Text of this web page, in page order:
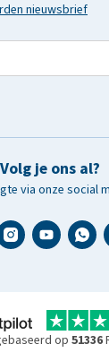
nieuwsbrief
Volg je ons al?
via onze social
op 51336